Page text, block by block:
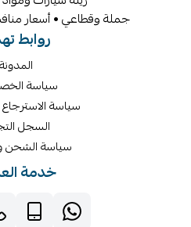
جملة وقطاعي • أسعار
روابط
المدونة
سياسة
سياسة الاسترجاع
السجل
سياسة الشحن
خدمة